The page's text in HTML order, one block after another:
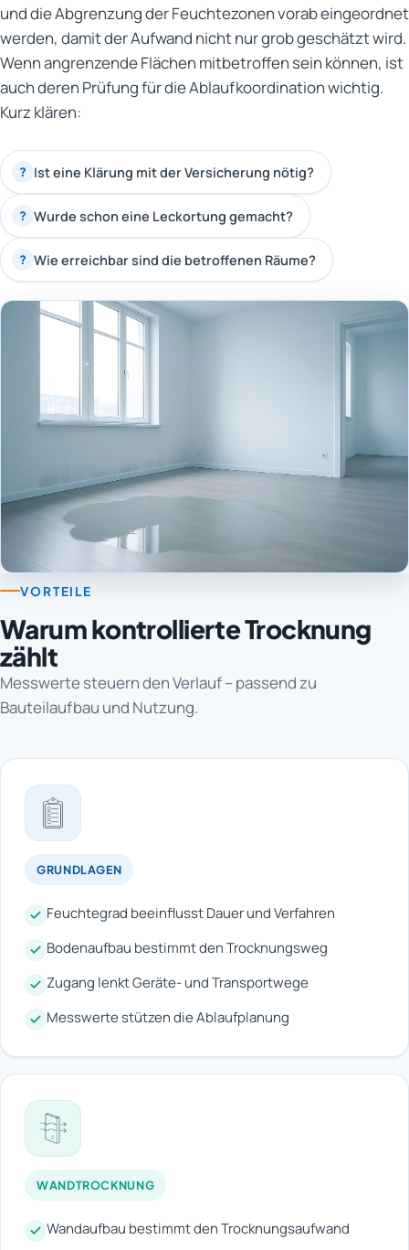
und die Abgrenzung der Feuchtezonen vorab eingeordnet
werden, damit der Aufwand nicht nur grob geschätzt wird.
Wenn angrenzende Flächen mitbetroffen sein können, ist
auch deren Prüfung für die Ablaufkoordination wichtig.
Kurz klären:
? Ist eine Klärung mit der Versicherung nötig?
? Wurde schon eine Leckortung gemacht?
? Wie erreichbar sind die betroffenen Räume?
VORTEILE
Warum kontrollierte Trocknung
zählt
Messwerte steuern den Verlauf – passend zu
Bauteilaufbau und Nutzung.
GRUNDLAGEN
Feuchtegrad beeinflusst Dauer und Verfahren
Bodenaufbau bestimmt den Trocknungsweg
Zugang lenkt Geräte- und Transportwege
Messwerte stützen die Ablaufplanung
WANDTROCKNUNG
Wandaufbau bestimmt den Trocknungsaufwand